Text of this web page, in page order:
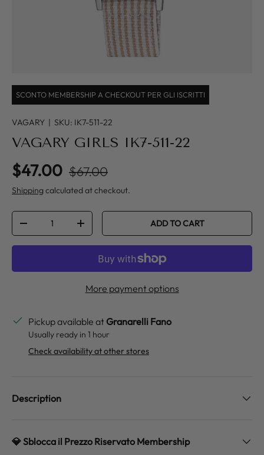
SCONTO MEMBERSHIP A CHECKOUT PER GLI ISCRITTI
VAGARY | SKU: IK7-511-22
VAGARY GIRLS IK7-511-22
Sale price
$47.00 Regular price
$67.00
Shipping calculated at checkout.
Qty
DECREASE QUANTITYINCREASE QUANTITYADD TO CART
More payment options
Pickup available at Granarelli Fano
Usually ready in 1 hour
Check availability at other stores
Description
💎 Sblocca il Prezzo Riservato Membership